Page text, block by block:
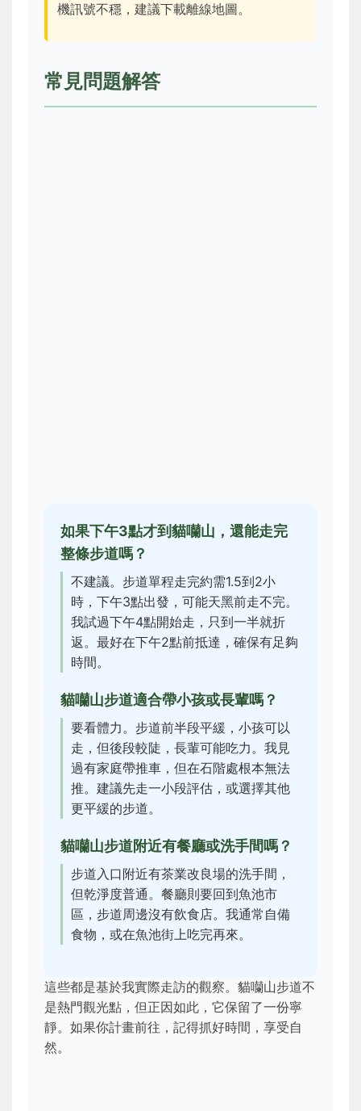
機訊號不穩，建議下載離線地圖。
常見問題解答
如果下午3點才到貓囒山，還能走完
整條步道嗎？
不建議。步道單程走完約需1.5到2小
時，下午3點出發，可能天黑前走不完。
我試過下午4點開始走，只到一半就折
返。最好在下午2點前抵達，確保有足夠
時間。
貓囒山步道適合帶小孩或長輩嗎？
要看體力。步道前半段平緩，小孩可以
走，但後段較陡，長輩可能吃力。我見
過有家庭帶推車，但在石階處根本無法
推。建議先走一小段評估，或選擇其他
更平緩的步道。
貓囒山步道附近有餐廳或洗手間嗎？
步道入口附近有茶業改良場的洗手間，
但乾淨度普通。餐廳則要回到魚池市
區，步道周邊沒有飲食店。我通常自備
食物，或在魚池街上吃完再來。
這些都是基於我實際走訪的觀察。貓囒山步道不
是熱門觀光點，但正因如此，它保留了一份寧
靜。如果你計畫前往，記得抓好時間，享受自
然。